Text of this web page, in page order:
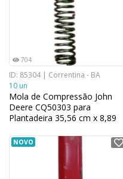
704
ID: 85304 | Correntina - BA
10 un
Mola de Compressão John
Deere CQ50303 para
Plantadeira 35,56 cm x 8,89
NOVO